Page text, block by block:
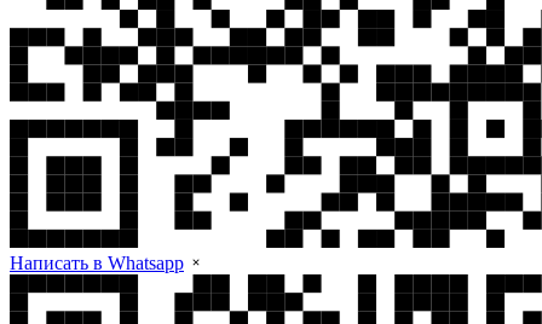
Написать в Whatsapp